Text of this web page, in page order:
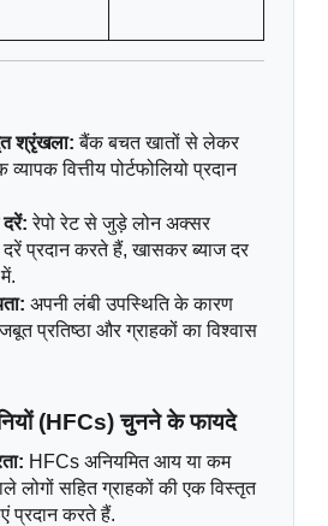
श्रृंखला: बैंक बचत खातों से लेकर
वित्तीय पोर्टफोलियो प्रदान
दरें: रेपो रेट से जुड़े लोन अक्सर
दरें प्रदान करते हैं, खासकर ब्याज दर
अपनी लंबी उपस्थिति के कारण
प्रतिष्ठा और ग्राहकों का विश्वास
(HFCs) चुनने के फायदे
HFCs अनियमित आय या कम
लोगों सहित ग्राहकों की एक विस्तृत
प्रदान करते हैं.